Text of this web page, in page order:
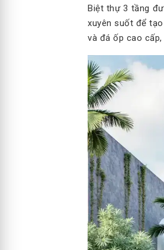
Biệt thự 3 tầng
xuyên suốt để
và đá ốp cao cấp,